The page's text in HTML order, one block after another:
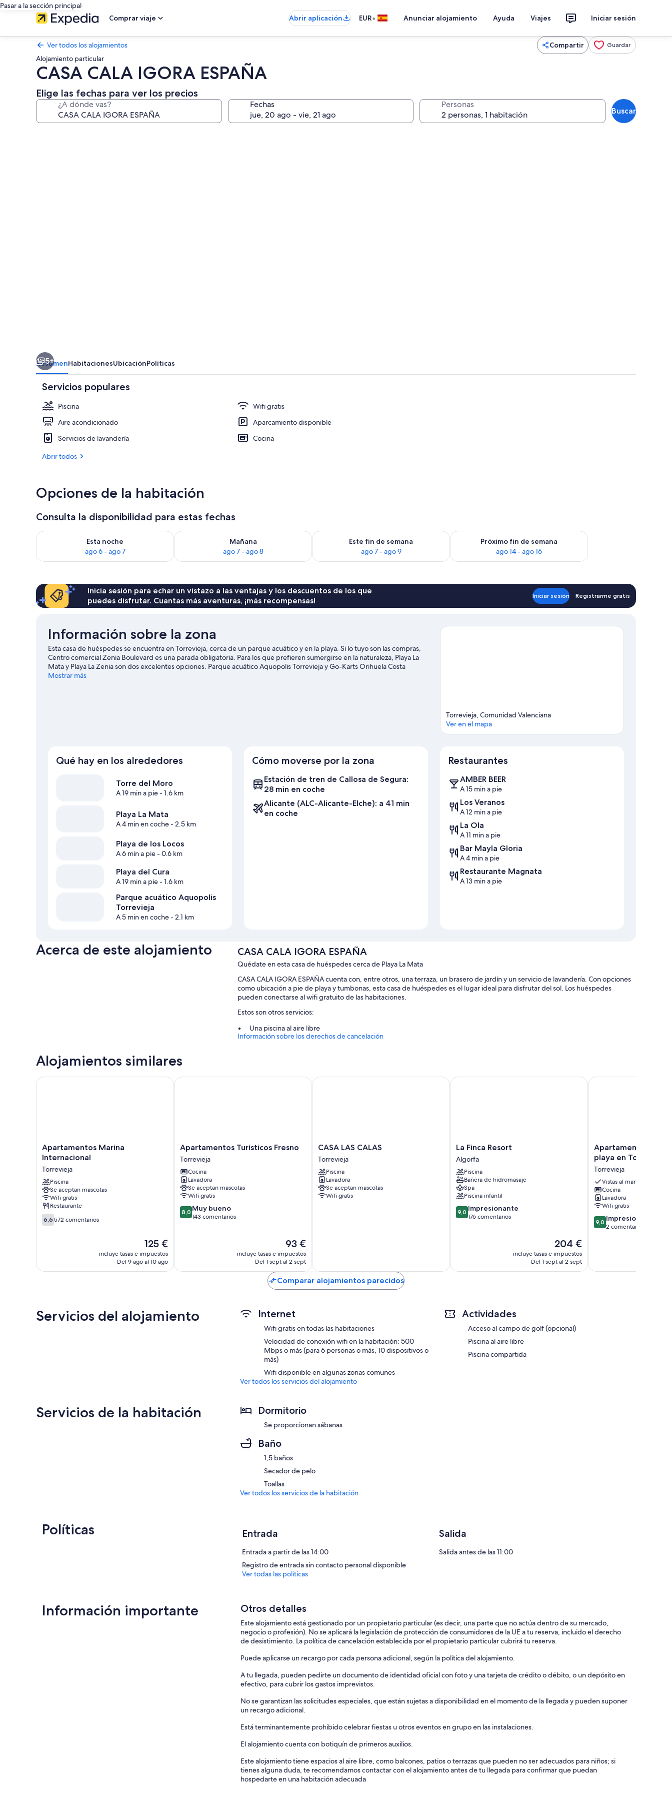
Pasar a la sección principal
Comprar viaje
Abrir aplicación EUR• Anunciar alojamiento Ayuda Viajes Iniciar sesión
Ver todos los alojamientos Compartir Guardar
Alojamiento particular
CASA CALA IGORA ESPAÑA
Elige las fechas para ver los precios
¿A dónde vas? Fechas Personas
Buscar
5+
ResumenHabitacionesUbicaciónPolíticas
Servicios populares
Piscina
Wifi gratis
Aire acondicionado
Aparcamiento disponible
Servicios de lavandería
Cocina
Abrir todos
Opciones de la habitación
Consulta la disponibilidad para estas fechas
Esta noche
ago 6 - ago 7
Consulta la disponibilidad para esta noche, ago 6 - ago 7
Mañana
ago 7 - ago 8
Consulta la disponibilidad para mañana, ago 7 - ago 8
Este fin de semana
ago 7 - ago 9
Consulta la disponibilidad para este fin de semana, ago 7 - ago 9
Próximo fin de semana
ago 14 - ago 16
Consulta la disponibilidad para el próximo fin de semana,
Inicia sesión para echar un vistazo a las ventajas y los descuentos de los que
puedes disfrutar. Cuantas más aventuras, ¡más recompensas!
Iniciar sesión Registrarme gratis
Información sobre la zona
Esta casa de huéspedes se encuentra en Torrevieja, cerca de un parque acuático y en la playa. Si lo tuyo son las compras,
Centro comercial Zenia Boulevard es una parada obligatoria. Para los que prefieren sumergirse en la naturaleza, Playa La
Mata y Playa La Zenia son dos excelentes opciones. Parque acuático Aquopolis Torrevieja y Go-Karts Orihuela Costa
también merecen la pena. Descubre todas las actividades acuáticas que podrás hacer en la zona, como paseos en moto de
Mostrar más
Torrevieja, Comunidad Valenciana
Ver en el mapa
Qué hay en los alrededores
Torre del Moro
A 19 min a pie- 1.6 km
Playa La Mata
A 4 min en coche- 2.5 km
Playa de los Locos
A 6 min a pie- 0.6 km
Playa del Cura
A 19 min a pie- 1.6 km
Parque acuático Aquopolis
Torrevieja
A 5 min en coche- 2.1 km
Cómo moverse por la zona
Estación de tren de Callosa de Segura:
28 min en coche
Alicante (ALC-Alicante-Elche): a 41 min
en coche
Restaurantes
AMBER BEER
A 15 min a pie
Los Veranos
A 12 min a pie
La Ola
A 11 min a pie
Bar Mayla Gloria
A 4 min a pie
Restaurante Magnata
A 13 min a pie
Acerca de este alojamiento CASA CALA IGORA ESPAÑA
Quédate en esta casa de huéspedes cerca de Playa La Mata
CASA CALA IGORA ESPAÑA cuenta con, entre otros, una terraza, un brasero de jardín y un servicio de lavandería. Con opciones
como ubicación a pie de playa y tumbonas, esta casa de huéspedes es el lugar ideal para disfrutar del sol. Los huéspedes
pueden conectarse al wifi gratuito de las habitaciones.
Estos son otros servicios:
Una piscina al aire libre
Área para parrillas, muebles de exterior y espacios sin humos
Información sobre los derechos de cancelación
Alojamientos similares
Apartamentos
Marina
Torrevieja
Apartamentos Marina
Internacional
Torrevieja
Piscina
Se aceptan mascotas
Wifi gratis
Restaurante
6.6
sobre
6,6 572 comentarios
El
precio
actual
125 €
incluye tasas e impuestos
Del 9 ago al 10 ago
Apartamentos Marina Internacional
Apartamentos
Turísticos
Fresno
Torrevieja
Apartamentos Turísticos Fresno
Torrevieja
Cocina
Lavadora
Se aceptan mascotas
Wifi gratis
8.0
sobre
8,0 Muy bueno
143 comentarios
El
precio
actual
de
93 €
93 €
incluye tasas e impuestos
Del 1 sept al 2 sept
Apartamentos Turísticos Fresno
CASA
LAS
CALAS
Torrevieja
CASA LAS CALAS
Torrevieja
Piscina
Lavadora
Se aceptan mascotas
Wifi gratis
CASA LAS CALAS
La
Finca
Resort
Algorfa
La Finca Resort
Algorfa
Piscina
Bañera de hidromasaje
Spa
Piscina infantil
9.0
sobre
9,0 Impresionante
176 comentarios
El
precio
actual
204 €
incluye tasas e impuestos
Del 1 sept al 2 sept
La Finca Resort
Apartamento
en
primera
línea
de
playa
en
Torrevieja
con
WiFi
Apartamento en
playa en Torrevieja
Torrevieja
Vistas al mar
Cocina
Lavadora
Wifi gratis
9.0
sobre
9,0 Impresionante
2 comentarios
Apartamento en
Comparar alojamientos parecidos
Servicios del alojamiento Internet
Wifi gratis en todas las habitaciones
Velocidad de conexión wifi en la habitación: 500
Mbps o más (para 6 personas o más, 10 dispositivos o
más)
Wifi disponible en algunas zonas comunes
Actividades
Acceso al campo de golf (opcional)
Piscina al aire libre
Piscina compartida
Ver todos los servicios del alojamiento
Servicios de la habitación Dormitorio
Se proporcionan sábanas
Baño
1,5 baños
Secador de pelo
Toallas
Ver todos los servicios de la habitación
Políticas Entrada
Entrada a partir de las 14:00
Registro de entrada sin contacto personal disponible
Salida
Salida antes de las 11:00
Ver todas las políticas
Información importante Otros detalles
Este alojamiento está gestionado por un propietario particular (es decir, una parte que no actúa dentro de su mercado,
negocio o profesión). No se aplicará la legislación de protección de consumidores de la UE a tu reserva, incluido el derecho
de desistimiento. La política de cancelación establecida por el propietario particular cubrirá tu reserva.
Puede aplicarse un recargo por cada persona adicional, según la política del alojamiento.
A tu llegada, pueden pedirte un documento de identidad oficial con foto y una tarjeta de crédito o débito, o un depósito en
efectivo, para cubrir los gastos imprevistos.
No se garantizan las solicitudes especiales, que están sujetas a disponibilidad en el momento de la llegada y pueden suponer
un recargo adicional.
Está terminantemente prohibido celebrar fiestas u otros eventos en grupo en las instalaciones.
El alojamiento cuenta con botiquín de primeros auxilios.
Este alojamiento tiene espacios al aire libre, como balcones, patios o terrazas que pueden no ser adecuados para niños; si
tienes alguna duda, te recomendamos contactar con el alojamiento antes de tu llegada para confirmar que puedan
hospedarte en una habitación adecuada